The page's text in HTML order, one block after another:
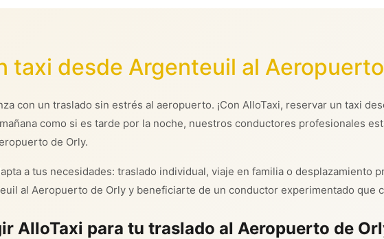
taxi desde Argenteuil al
con un traslado sin estrés al aeropuerto. ¡Con AlloTaxi, reservar un taxi
como si es tarde por la noche, nuestros conductores profesionales
de Orly.
a tus necesidades: traslado individual, viaje en familia o desplazamiento
al Aeropuerto de Orly y beneficiarte de un conductor experimentado que
AlloTaxi para tu traslado al Aeropuerto de